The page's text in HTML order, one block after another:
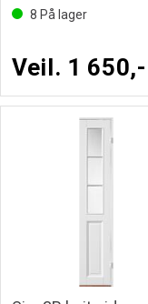
8 På lager
Veil. 1 650,-